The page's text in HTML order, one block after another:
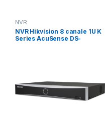
NVR
NVR Hikvision 8 canale 1U K
Series AcuSense DS-